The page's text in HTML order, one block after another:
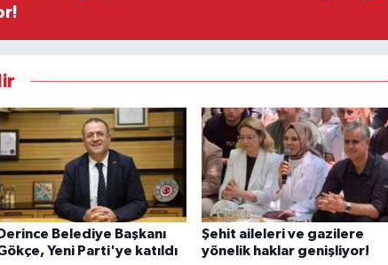
Derince Belediye Başkanı
Yeni Parti'ye katıldı
Şehit aileleri ve gazilere
yönelik haklar genişliyor!